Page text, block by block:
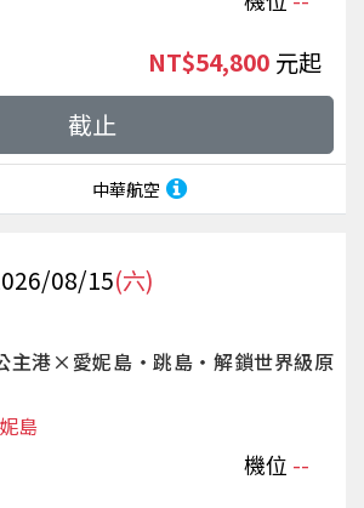
中華航空
NT$54,800 起
截止
08/15(六)
主港×愛妮島‧跳島‧解鎖世界級原
機位 --
島